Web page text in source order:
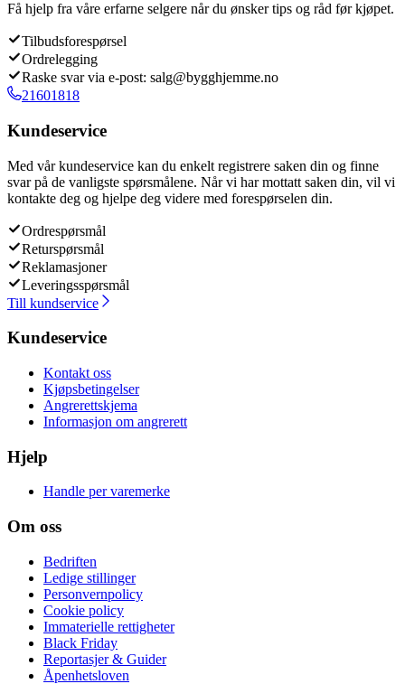
Få hjelp fra våre erfarne selgere når du ønsker tips og råd før kjøpet.
Tilbudsforespørsel
Ordrelegging
Raske svar via e-post: salg@bygghjemme.no
21601818
Kundeservice
Med vår kundeservice kan du enkelt registrere saken din og finne
svar på de vanligste spørsmålene. Når vi har mottatt saken din, vil vi
kontakte deg og hjelpe deg videre med forespørselen din.
Ordrespørsmål
Returspørsmål
Reklamasjoner
Leveringsspørsmål
Till kundservice
Kundeservice
Kontakt oss
Kjøpsbetingelser
Angrerettskjema
Informasjon om angrerett
Hjelp
Handle per varemerke
Om oss
Bedriften
Ledige stillinger
Personvernpolicy
Cookie policy
Immaterielle rettigheter
Black Friday
Reportasjer & Guider
Åpenhetsloven